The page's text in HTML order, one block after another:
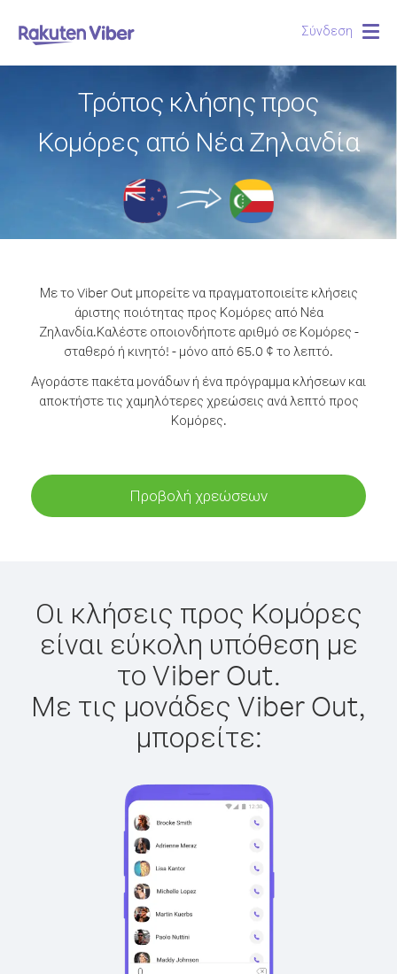
Σύνδεση
Τρόπος κλήσης προς
Κομόρες από Νέα Ζηλανδία
Με το Viber Out μπορείτε να πραγματοποιείτε κλήσεις
άριστης ποιότητας προς Κομόρες από Νέα
Ζηλανδία.Καλέστε οποιονδήποτε αριθμό σε Κομόρες -
σταθερό ή κινητό! - μόνο από 65.0 ¢ το λεπτό.
Αγοράστε πακέτα μονάδων ή ένα πρόγραμμα κλήσεων και
αποκτήστε τις χαμηλότερες χρεώσεις ανά λεπτό προς
Κομόρες.
Προβολή χρεώσεων
Οι κλήσεις προς Κομόρες
είναι εύκολη υπόθεση με
το Viber Out.
Με τις μονάδες Viber Out,
μπορείτε: